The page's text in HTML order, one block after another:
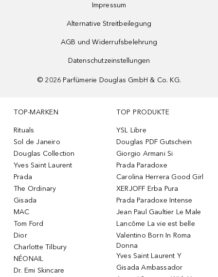
Impressum
Alternative Streitbeilegung
AGB und Widerrufsbelehrung
Datenschutzeinstellungen
© 2026 Parfümerie Douglas GmbH & Co. KG.
TOP-MARKEN
Rituals
Sol de Janeiro
Douglas Collection
Yves Saint Laurent
Prada
The Ordinary
Gisada
MAC
Tom Ford
Dior
Charlotte Tilbury
NÉONAIL
Dr. Emi Skincare
TOP PRODUKTE
YSL Libre
Douglas PDF Gutschein
Giorgio Armani Si
Prada Paradoxe
Carolina Herrera Good Girl
XERJOFF Erba Pura
Prada Paradoxe Intense
Jean Paul Gaultier Le Male
Lancôme La vie est belle
Valentino Born In Roma
Donna
Yves Saint Laurent Y
Gisada Ambassador